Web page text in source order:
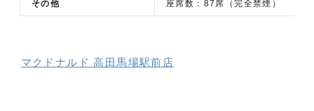
その他 座席数：87席（完全禁煙）
マクドナルド 高田馬場駅前店